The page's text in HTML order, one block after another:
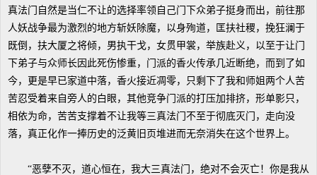
真法门自然是当仁不让的选择率领自己门下众弟子挺身而出，前往那
人妖战争最为激烈的地方斩妖除魔，以身殉道，匡扶社稷，挽狂澜于
既倒，扶大厦之将倾，男执干戈，女贯甲裳，举族赴义，以至于让门
下弟子与众师长因此死伤惨重，门派的香火传承几近断绝，而到了如
今，更是早已家道中落，香火接近凋零，只剩下了我和师姐两个人苦
苦忍受着来自旁人的白眼，其他竞争门派的打压加排挤，形单影只，
相依为命，苦苦支撑着不让我等三真法门不至于彻底灭门，走向没
落，真正化作一捧历史的泛黄旧页堆进而无奈消失在这个世界上。
“恶孽不灭，道心恒在，我大三真法门，绝对不会灭亡！你是我从